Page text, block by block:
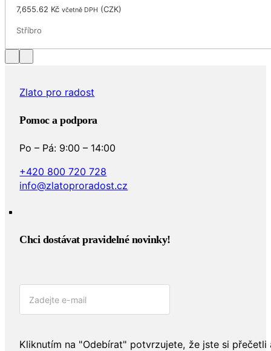
7,655.62 Kč včetně DPH (CZK)
Stříbro
Zlato pro radost
Pomoc a podpora
Po – Pá: 9:00 – 14:00
+420 800 720 728
info@zlatoproradost.cz
Chci dostávat pravidelné novinky!​
Kliknutím na "Odebírat" potvrzujete, že jste si přečetli